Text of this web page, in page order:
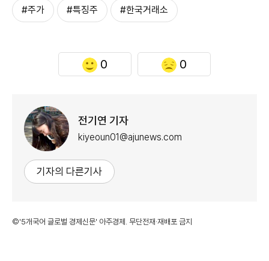
#주가 #특징주 #한국거래소
0 0
전기연 기자
kiyeoun01@ajunews.com
기자의 다른기사
©'5개국어 글로벌 경제신문' 아주경제. 무단전재·재배포 금지